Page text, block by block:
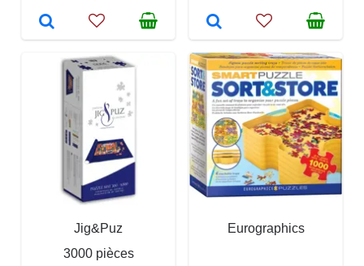
Jig&Puz
3000 pièces
Eurographics